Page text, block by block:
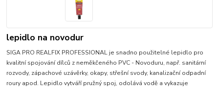
lepidlo na novodur
SIGA PRO REALFIX PROFESSIONAL je snadno použitelné lepidlo pro
kvalitní spojování dílců z neměkčeného PVC - Novoduru, např. sanitární
rozvody, zápachové uzávěrky, okapy, střešní svody, kanalizační odpadní
roury apod. Lepidlo vytváří pružný spoj, odolává vodě a vykazuje